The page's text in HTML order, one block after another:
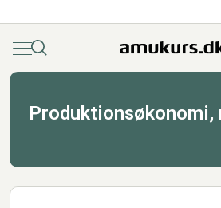
MenuSøg
Produktionsøkonomi,